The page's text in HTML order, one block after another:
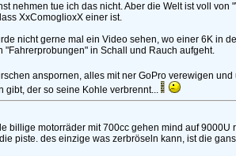
nehmen tue ich das nicht. Aber die Welt ist voll von
XxComoglioxX einer ist.
nicht gerne mal ein Video sehen, wo einer 6K in
"Fahrerprobungen" in Schall und Rauch aufgeht.
anspornen, alles mit ner GoPro verewigen
gibt, der so seine Kohle verbrennt...
billige motorräder mit 700cc gehen mind auf
piste. des einzige was zerbröseln kann, ist die